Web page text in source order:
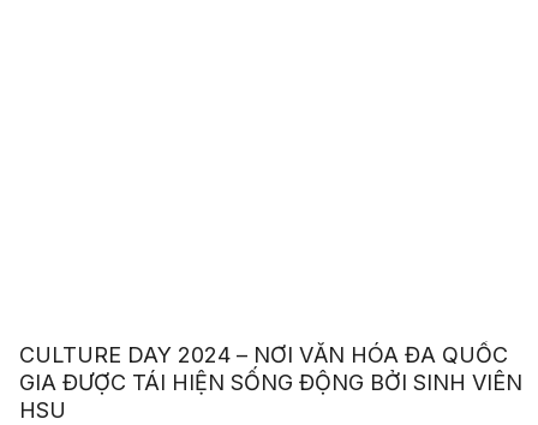
CULTURE DAY 2024 – NƠI VĂN HÓA ĐA QUỐC
GIA ĐƯỢC TÁI HIỆN SỐNG ĐỘNG BỞI SINH VIÊN
HSU